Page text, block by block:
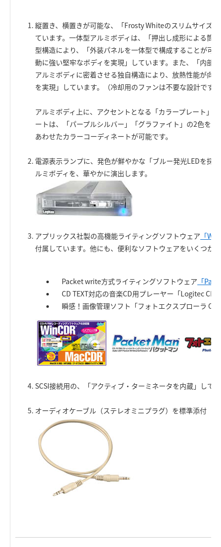
縦置き、横置きが可能な、「Frosty Whiteのスリムサイズ
ています。一体型アルミボディは、「押出し成形による筒
型構造により、「外装パネルを一体型で構成することが可
動に強い堅牢なボディを実現」しています。また、「内部
アルミボディに密着させる独自構造により、放熱性能が向
を実現」しています。（冷却用のファンは不要な設計です
アルミボディ上に、アクセントとなる「カラープレート」
ートは、「パープルシルバー」「グラファイト」の2色を
あわせたカラーコーディネートが可能です。
電源表示ランプに、発色が鮮やかな「ブルー発光LEDを採
ルミボディを、華やかに演出します。
アプリックス社製の高機能ライティングソフトウェア 「
付属しています。他にも、便利なソフトウェアをいくつか
Packet write方式ライティングソフトウェア 「
CD TEXT対応の音楽CD用プレーヤー「Logitec CD
瞬感！画像管理ソフト「フォトエクスプローラ
SCSI接続用の、「アクティブ・ターミネータを内蔵」して
オーディオケーブル（ステレオミニプラグ）を標準添付